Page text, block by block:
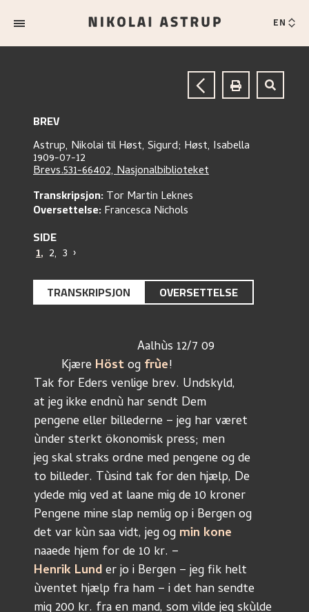
EN
BREV
Astrup, Nikolai tilHøst, Sigurd; Høst, Isabella
1909-07-12
Brevs.531-66402, Nasjonalbiblioteket
Transkripsjon:Tor Martin Leknes
Oversettelse:Francesca Nichols
SIDE
1, 2, 3 ›
TRANSKRIPSJON OVERSETTELSE
		              Aalhùs 12/7 09
	Kjære
Höst og frùe!
Tak for Eders venlige brev. Undskyld,
at jeg ikke endnù har sendt Dem
pengene eller billederne – jeg har været
ùnder sterkt ökonomisk press; men
jeg skal straks ordne med pengene og de
to billeder. Tùsind tak for den hjælp, De
ydede mig ved at laane mig de 10 kroner
Pengene mine slap nemlig op i Bergen og
det var kùn saa vidt, jeg og min kone
naaede hjem for de 10 kr. –
Henrik Lund er jo i Bergen – jeg fik helt
ùventet hjælp fra ham – i det han sendte